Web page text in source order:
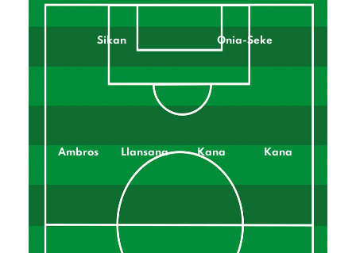
Sikan Onia-Seke
Ambros Llansana Kana Kana